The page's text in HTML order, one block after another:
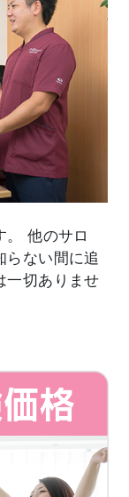
。 他のサロ
らない間に追
一切ありませ